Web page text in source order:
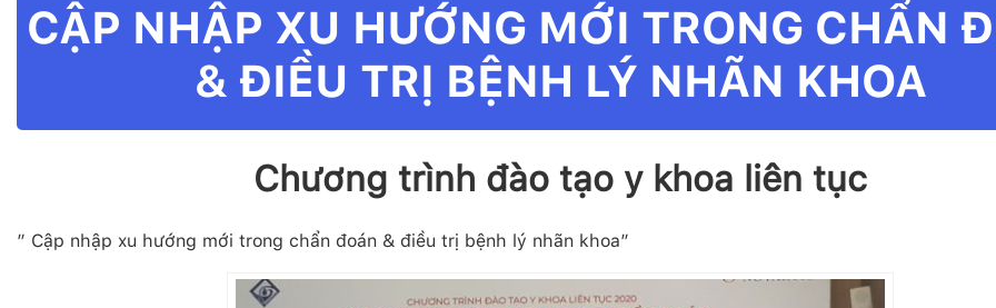
CẬP NHẬP XU HƯỚNG MỚI TRONG CHẨN
& ĐIỀU TRỊ BỆNH LÝ NHÃN KHOA
Chương trình đào tạo y khoa liên tục
” Cập nhập xu hướng mới trong chẩn đoán & điều trị bệnh lý nhãn khoa”